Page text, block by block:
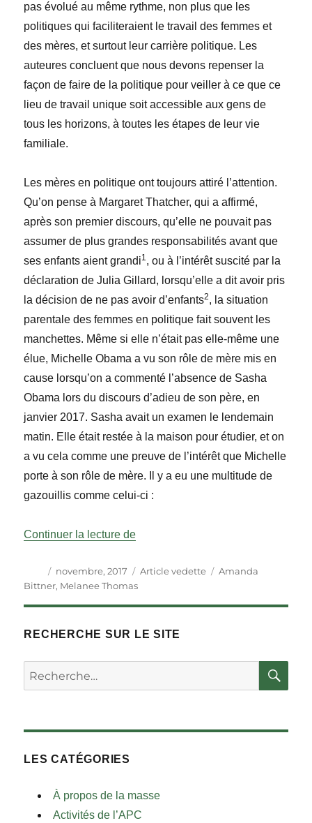
pas évolué au même rythme, non plus que les
politiques qui faciliteraient le travail des femmes et
des mères, et surtout leur carrière politique. Les
auteures concluent que nous devons repenser la
façon de faire de la politique pour veiller à ce que ce
lieu de travail unique soit accessible aux gens de
tous les horizons, à toutes les étapes de leur vie
familiale.
Les mères en politique ont toujours attiré l’attention.
Qu’on pense à Margaret Thatcher, qui a affirmé,
après son premier discours, qu’elle ne pouvait pas
assumer de plus grandes responsabilités avant que
ses enfants aient grandi1, ou à l’intérêt suscité par la
déclaration de Julia Gillard, lorsqu’elle a dit avoir pris
la décision de ne pas avoir d’enfants2, la situation
parentale des femmes en politique fait souvent les
manchettes. Même si elle n’était pas elle-même une
élue, Michelle Obama a vu son rôle de mère mis en
cause lorsqu’on a commenté l’absence de Sasha
Obama lors du discours d’adieu de son père, en
janvier 2017. Sasha avait un examen le lendemain
matin. Elle était restée à la maison pour étudier, et on
a vu cela comme une preuve de l’intérêt que Michelle
porte à son rôle de mère. Il y a eu une multitude de
gazouillis comme celui-ci :
Continuer la lecture de« Mères en politique : du travail,
Auteur
Publié
le
novembre, 2017 Catégories
Article vedette Étiquettes
Amanda
Bittner, Melanee Thomas
RECHERCHE SUR LE SITE
Rechercher :
LES CATÉGORIES
À propos de la masse
Activités de l’APC